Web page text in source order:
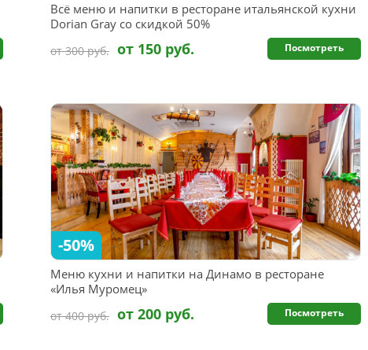
Всё меню и напитки в ресторане итальянской кухни
Dorian Gray со скидкой 50%
от 300 руб. от 150 руб. Посмотреть
Меню кухни и напитки на Динамо в ресторане
«Илья Муромец»
-50%
от 400 руб. от 200 руб. Посмотреть